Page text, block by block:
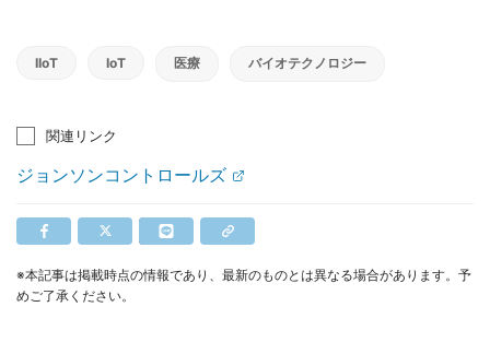
IIoT IoT 医療 バイオテクノロジー
関連リンク
ジョンソンコントロールズ
※本記事は掲載時点の情報であり、最新のものとは異なる場合があります。予
めご了承ください。